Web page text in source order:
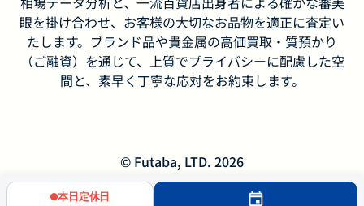
眼を掛け合わせ、お客様の大切なお品物を適正に査定い
たします。ブランド品や貴金属の高価買取・質預かり
（ご融資）を通じて、上質でプライバシーに配慮した空
間と、素早く丁寧な応対をお約束します。
© Futaba, LTD. 2026
本日定休日